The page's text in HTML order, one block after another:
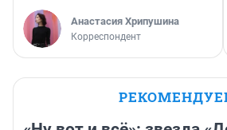
Анастасия Хрипушина
Корреспондент